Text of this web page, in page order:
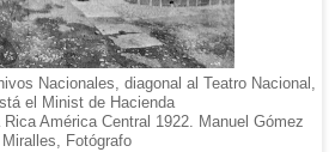
Nacionales, diagonal al Teatro Nacional,
el Minist de Hacienda
América Central 1922. Manuel Gómez
Miralles, Fotógrafo